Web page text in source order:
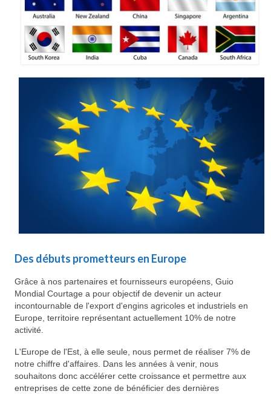
Des débuts prometteurs en Europe
Grâce à nos partenaires et fournisseurs européens, Guio
Mondial Courtage a pour objectif de devenir un acteur
incontournable de l'export d'engins agricoles et industriels en
Europe, territoire représentant actuellement 10% de notre
activité.
L'Europe de l'Est, à elle seule, nous permet de réaliser 7% de
notre chiffre d'affaires. Dans les années à venir, nous
souhaitons donc accélérer cette croissance et permettre aux
entreprises de cette zone de bénéficier des dernières